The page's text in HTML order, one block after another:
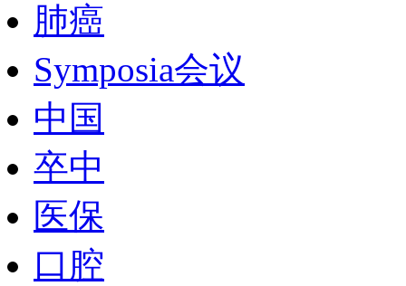
肺癌
Symposia会议
中国
卒中
医保
口腔